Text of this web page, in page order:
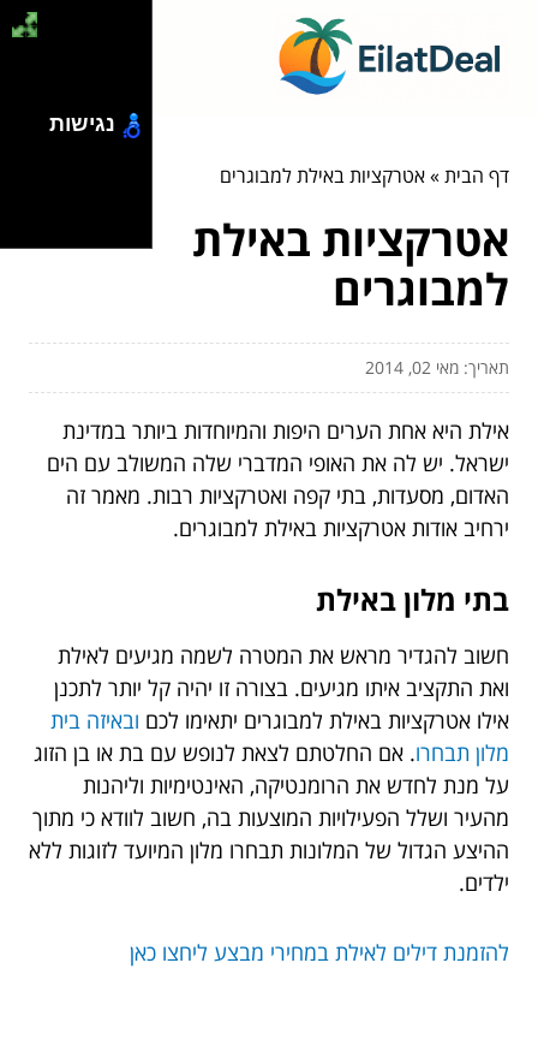
דף הבית»אטרקציות באילת למבוגרים
אטרקציות באילת
למבוגרים
תאריך: מאי 02, 2014
אילת היא אחת הערים היפות והמיוחדות ביותר במדינת
ישראל. יש לה את האופי המדברי שלה המשולב עם הים
האדום, מסעדות, בתי קפה ואטרקציות רבות. מאמר זה
ירחיב אודות אטרקציות באילת למבוגרים.
בתי מלון באילת
חשוב להגדיר מראש את המטרה לשמה מגיעים לאילת
ואת התקציב איתו מגיעים. בצורה זו יהיה קל יותר לתכנן
אילו אטרקציות באילת למבוגרים יתאימו לכם ובאיזה בית
מלון תבחרו. אם החלטתם לצאת לנופש עם בת או בן הזוג
על מנת לחדש את הרומנטיקה, האינטימיות וליהנות
מהעיר ושלל הפעילויות המוצעות בה, חשוב לוודא כי מתוך
ההיצע הגדול של המלונות תבחרו מלון המיועד לזוגות ללא
ילדים.
להזמנת דילים לאילת במחירי מבצע ליחצו כאן
נגישות